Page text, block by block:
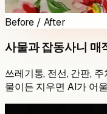
Before / After
사물과 잡동사니 매
쓰레기통, 전선, 간판,
물이든 지우면 AI가 어